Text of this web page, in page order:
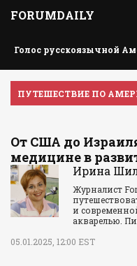
FORUMDAILY
Голос русскоязычной
ПУТЕШЕСТВИЕ ПО
От США до
медицине в
Ирина
Журналист
и
акварелью.
05.01.2025, 12:00 EST